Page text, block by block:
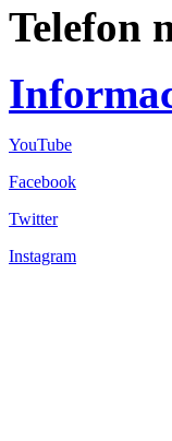
Telefon
YouTube
Facebook
Twitter
Instagram